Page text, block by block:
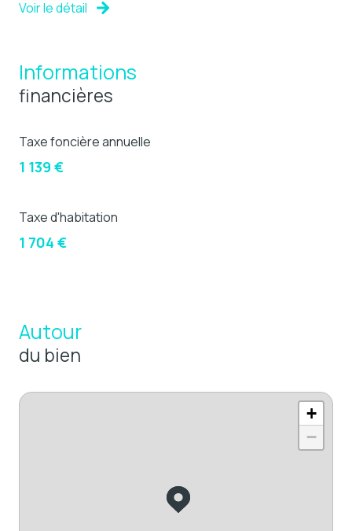
Voir le détail
Informations
financières
Taxe foncière annuelle
1 139 €
Taxe d'habitation
1 704 €
Autour
du bien
+
−